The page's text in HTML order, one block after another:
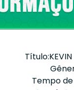
Título:KEVIN
Tempo